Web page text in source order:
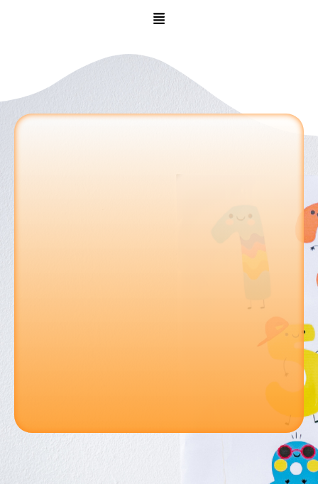
Téléphone : +213 770 11 18 63
Adresse : Villa N°15, village lghil Ouberouak, Tala